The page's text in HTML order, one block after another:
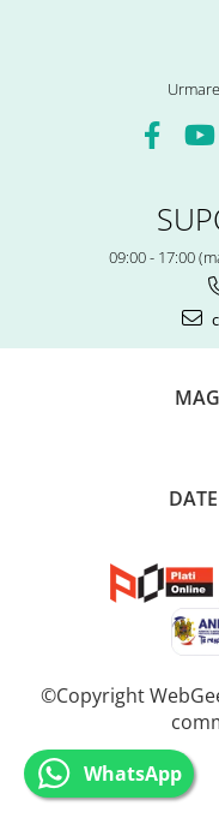
09:00 - 17:00
©Copyright
WhatsApp